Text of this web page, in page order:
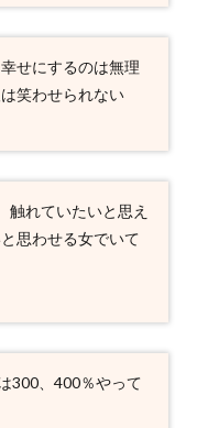
せにするのは無理
笑わせられない
触れていたいと思え
思わせる女でいて
300、400％やって